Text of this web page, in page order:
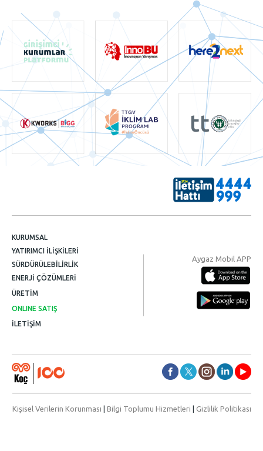
KURUMSAL
YATIRIMCI İLİŞKİLERİ
SÜRDÜRÜLEBİLİRLİK
ENERJİ ÇÖZÜMLERİ
ÜRETİM
ONLINE SATIŞ
İLETİŞİM
Aygaz Mobil APP
Kişisel Verilerin Korunması | Bilgi Toplumu Hizmetleri | Gizlilik Politikası